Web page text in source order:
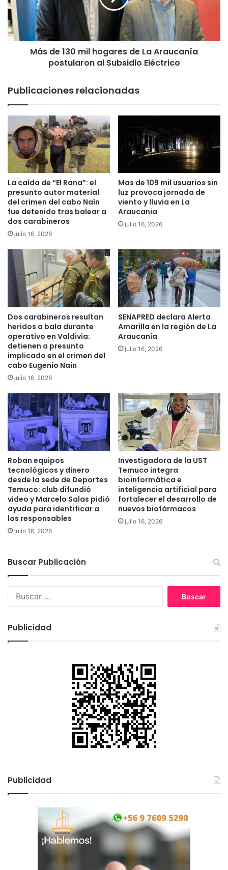
i
d
e
a
s
g
a
n
d
a
s
e
e
c
a
b
l
e
s
e
L
a
A
r
a
c
a
n
í
a
y
o
a
g
o
1
3
0
m
g
a
r
s
d
e
L
a
A
r
a
u
c
s
t
u
l
a
r
n
a
l
S
u
b
s
i
d
i
o
E
l
é
c
i
c
o
Más de 130 mil hogares de La Araucanía
postularon al Subsidio Eléctrico
Publicaciones relacionadas
La caída de “El Rana”: el
presunto autor material
del crimen del cabo Naín
fue detenido tras balear a
dos carabineros
julio 16, 2026
Mas de 109 mil usuarios sin
luz provoca jornada de
viento y lluvia en La
Araucania
julio 16, 2026
Dos carabineros resultan
heridos a bala durante
operativo en Valdivia:
detienen a presunto
implicado en el crimen del
cabo Eugenio Naín
julio 16, 2026
SENAPRED declara Alerta
Amarilla en la región de La
Araucanía
julio 16, 2026
Roban equipos
tecnológicos y dinero
desde la sede de Deportes
Temuco: club difundió
video y Marcelo Salas pidió
ayuda para identificar a
los responsables
julio 16, 2026
Investigadora de la UST
Temuco integra
bioinformática e
inteligencia artificial para
fortalecer el desarrollo de
nuevos biofármacos
julio 16, 2026
Buscar Publicación
Publicidad
Publicidad